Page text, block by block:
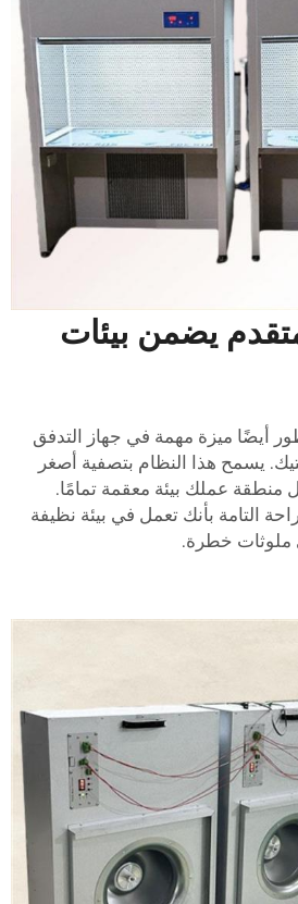
يضمن بيئات
أيضًا ميزة مهمة في جهاز التدفق
يسمح هذا النظام بتصفية أصغر
عملك بيئة معقمة تمامًا.
التامة بأنك تعمل في بيئة نظيفة
ملوثات خطرة.